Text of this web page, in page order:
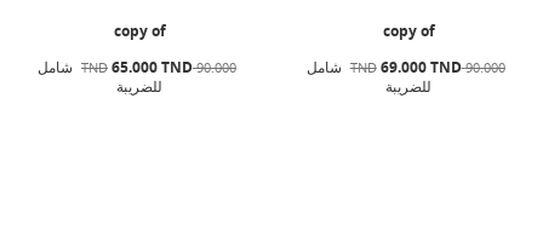
copy of
90.000 TND
69.000 TND
شامل
للضريبة
copy of
90.000 TND
65.000 TND
شامل
للضريبة